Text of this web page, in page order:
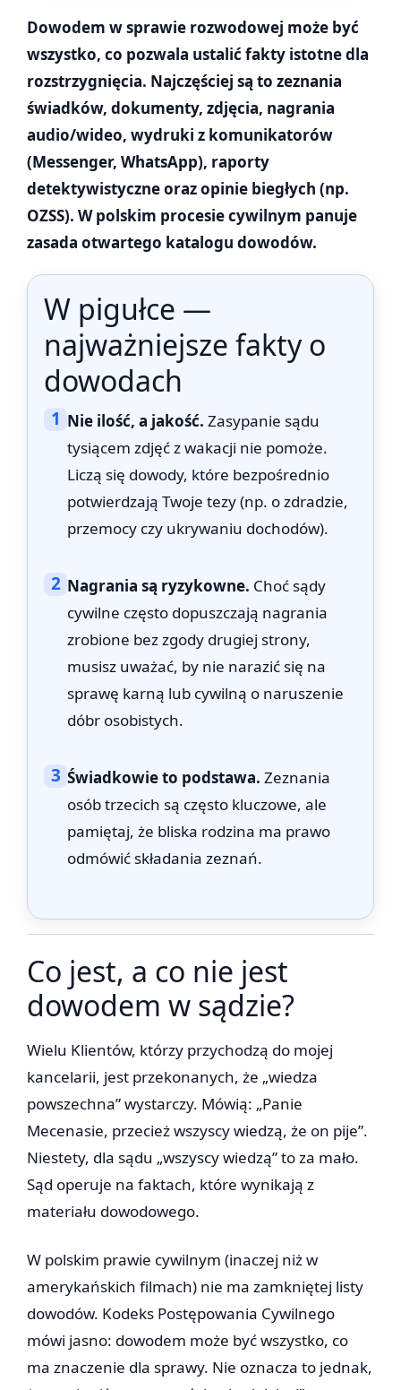
Dowodem w sprawie rozwodowej może być
wszystko, co pozwala ustalić fakty istotne dla
rozstrzygnięcia. Najczęściej są to zeznania
świadków, dokumenty, zdjęcia, nagrania
audio/wideo, wydruki z komunikatorów
(Messenger, WhatsApp), raporty
detektywistyczne oraz opinie biegłych (np.
OZSS). W polskim procesie cywilnym panuje
zasada otwartego katalogu dowodów.
W pigułce —
najważniejsze fakty o
dowodach
1 Nie ilość, a jakość. Zasypanie sądu
tysiącem zdjęć z wakacji nie pomoże.
Liczą się dowody, które bezpośrednio
potwierdzają Twoje tezy (np. o zdradzie,
przemocy czy ukrywaniu dochodów).
2 Nagrania są ryzykowne. Choć sądy
cywilne często dopuszczają nagrania
zrobione bez zgody drugiej strony,
musisz uważać, by nie narazić się na
sprawę karną lub cywilną o naruszenie
dóbr osobistych.
3 Świadkowie to podstawa. Zeznania
osób trzecich są często kluczowe, ale
pamiętaj, że bliska rodzina ma prawo
odmówić składania zeznań.
Co jest, a co nie jest
dowodem w sądzie?
Wielu Klientów, którzy przychodzą do mojej
kancelarii, jest przekonanych, że „wiedza
powszechna” wystarczy. Mówią: „Panie
Mecenasie, przecież wszyscy wiedzą, że on pije”.
Niestety, dla sądu „wszyscy wiedzą” to za mało.
Sąd operuje na faktach, które wynikają z
materiału dowodowego.
W polskim prawie cywilnym (inaczej niż w
amerykańskich filmach) nie ma zamkniętej listy
dowodów. Kodeks Postępowania Cywilnego
mówi jasno: dowodem może być wszystko, co
ma znaczenie dla sprawy. Nie oznacza to jednak,